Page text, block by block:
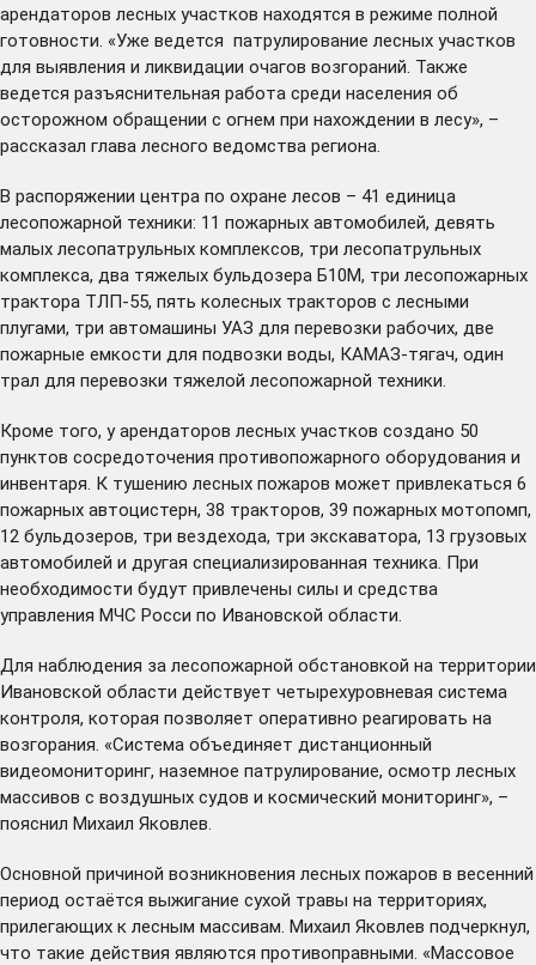
арендаторов лесных участков находятся в режиме полной
готовности. «Уже ведется патрулирование лесных участков
для выявления и ликвидации очагов возгораний. Также
ведется разъяснительная работа среди населения об
осторожном обращении с огнем при нахождении в лесу», –
рассказал глава лесного ведомства региона.
В распоряжении центра по охране лесов – 41 единица
лесопожарной техники: 11 пожарных автомобилей, девять
малых лесопатрульных комплексов, три лесопатрульных
комплекса, два тяжелых бульдозера Б10М, три лесопожарных
трактора ТЛП-55, пять колесных тракторов с лесными
плугами, три автомашины УАЗ для перевозки рабочих, две
пожарные емкости для подвозки воды, КАМАЗ-тягач, один
трал для перевозки тяжелой лесопожарной техники.
Кроме того, у арендаторов лесных участков создано 50
пунктов сосредоточения противопожарного оборудования и
инвентаря. К тушению лесных пожаров может привлекаться 6
пожарных автоцистерн, 38 тракторов, 39 пожарных мотопомп,
12 бульдозеров, три вездехода, три экскаватора, 13 грузовых
автомобилей и другая специализированная техника. При
необходимости будут привлечены силы и средства
управления МЧС Росси по Ивановской области.
Для наблюдения за лесопожарной обстановкой на территории
Ивановской области действует четырехуровневая система
контроля, которая позволяет оперативно реагировать на
возгорания. «Система объединяет дистанционный
видеомониторинг, наземное патрулирование, осмотр лесных
массивов с воздушных судов и космический мониторинг», –
пояснил Михаил Яковлев.
Основной причиной возникновения лесных пожаров в весенний
период остаётся выжигание сухой травы на территориях,
прилегающих к лесным массивам. Михаил Яковлев подчеркнул,
что такие действия являются противоправными. «Массовое